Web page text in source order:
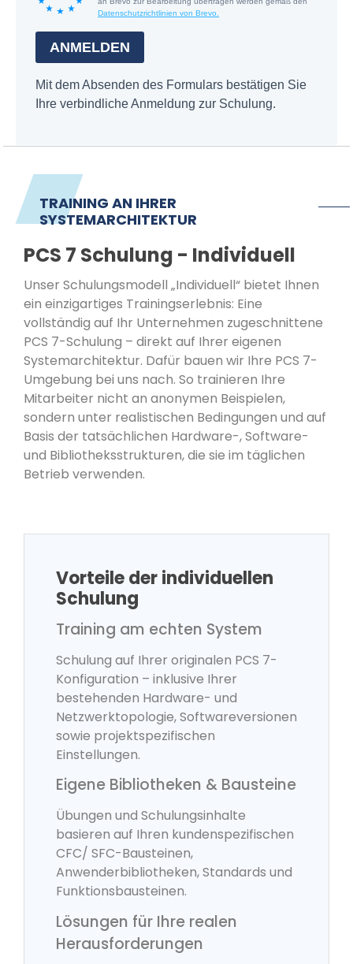
TRAINING AN IHRER
SYSTEMARCHITEKTUR
PCS 7 Schulung - Individuell
Unser Schulungsmodell „Individuell“ bietet Ihnen
ein einzigartiges Trainingserlebnis: Eine
vollständig auf Ihr Unternehmen zugeschnittene
PCS 7-Schulung – direkt auf Ihrer eigenen
Systemarchitektur. Dafür bauen wir Ihre PCS 7-
Umgebung bei uns nach. So trainieren Ihre
Mitarbeiter nicht an anonymen Beispielen,
sondern unter realistischen Bedingungen und auf
Basis der tatsächlichen Hardware-, Software-
und Bibliotheksstrukturen, die sie im täglichen
Betrieb verwenden.
Vorteile der individuellen
Schulung
Training am echten System
Schulung auf Ihrer originalen PCS 7-
Konfiguration – inklusive Ihrer
bestehenden Hardware- und
Netzwerktopologie, Softwareversionen
sowie projektspezifischen
Einstellungen.
Eigene Bibliotheken & Bausteine
Übungen und Schulungsinhalte
basieren auf Ihren kundenspezifischen
CFC/ SFC-Bausteinen,
Anwenderbibliotheken, Standards und
Funktionsbausteinen.
Lösungen für Ihre realen
Herausforderungen